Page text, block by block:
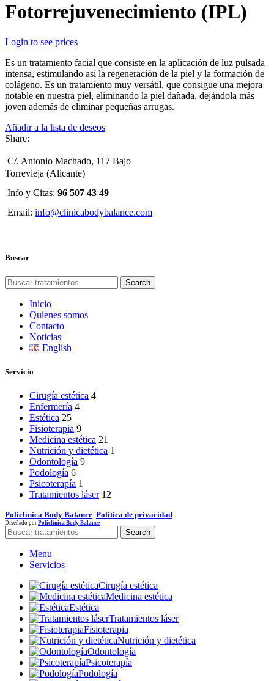
Fotorrejuvenecimiento (IPL)
Login to see prices
Es un tratamiento facial que consiste en la aplicación de luz pulsada
intensa, estimulando así la regeneración de la piel y la formación de
colágeno. Es un tratamiento muy versátil, que consigue una mejora
notable en nuestra piel, eliminando la piel dañada, dejándola más
joven además de eliminar pequeñas arrugas.
Añadir a la lista de deseos
Share:
C/. Antonio Machado, 117 Bajo
Torrevieja (Alicante)
Info y Citas: 96 507 43 49
Email: info@clinicabodybalance.com
Buscar
Search
Inicio
Quienes somos
Contacto
Noticias
English
Servicio
Cirugía estética 4
Enfermería 4
Estética 25
Fisioterapia 9
Medicina estética 21
Nutrición y dietética 1
Odontología 9
Podología 6
Psicoterapía 1
Tratamientos láser 12
Policlínica Body Balance |Politica de privacidad
Diseñado por Policlínica Body Balance
Search
Menu
Servicios
Cirugía estética
Medicina estética
Estética
Tratamientos láser
Fisioterapia
Nutrición y dietética
Odontología
Psicoterapía
Podología